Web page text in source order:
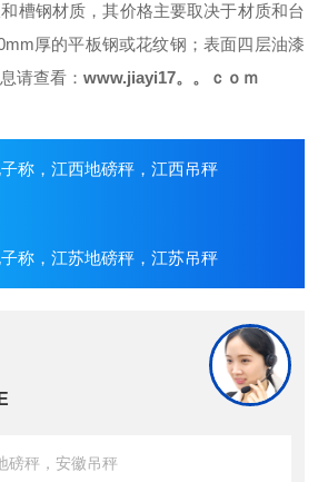
槽钢材质，其价格主要取决于材质和台
厚的平板钢或花纹钢；表面四层油漆
请查看： www.jiayi17。。ｃｏｍ
称，江西地磅秤，江西吊秤
称，江苏地磅秤，江苏吊秤